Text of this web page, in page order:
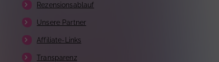
Rezensionsablauf
Unsere Partner
Affiliate-Links
Transparenz